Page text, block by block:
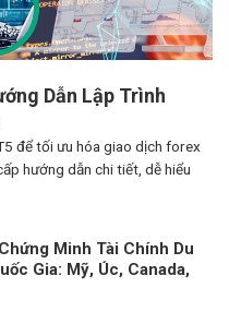
Dẫn Lập Trình
để tối ưu hóa giao dịch forex
hướng dẫn chi tiết, dễ hiểu
Minh Tài Chính Du
Gia: Mỹ, Úc, Canada,